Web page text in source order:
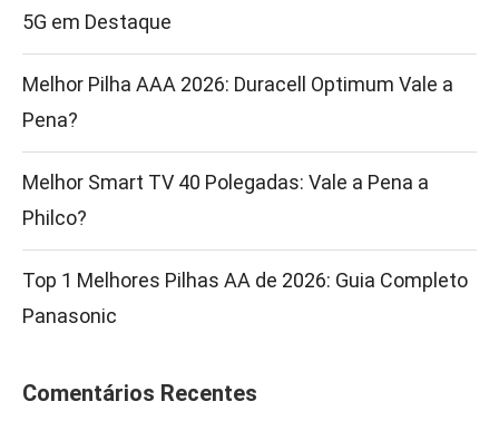
5G em Destaque
Melhor Pilha AAA 2026: Duracell Optimum Vale a
Pena?
Melhor Smart TV 40 Polegadas: Vale a Pena a
Philco?
Top 1 Melhores Pilhas AA de 2026: Guia Completo
Panasonic
Comentários Recentes